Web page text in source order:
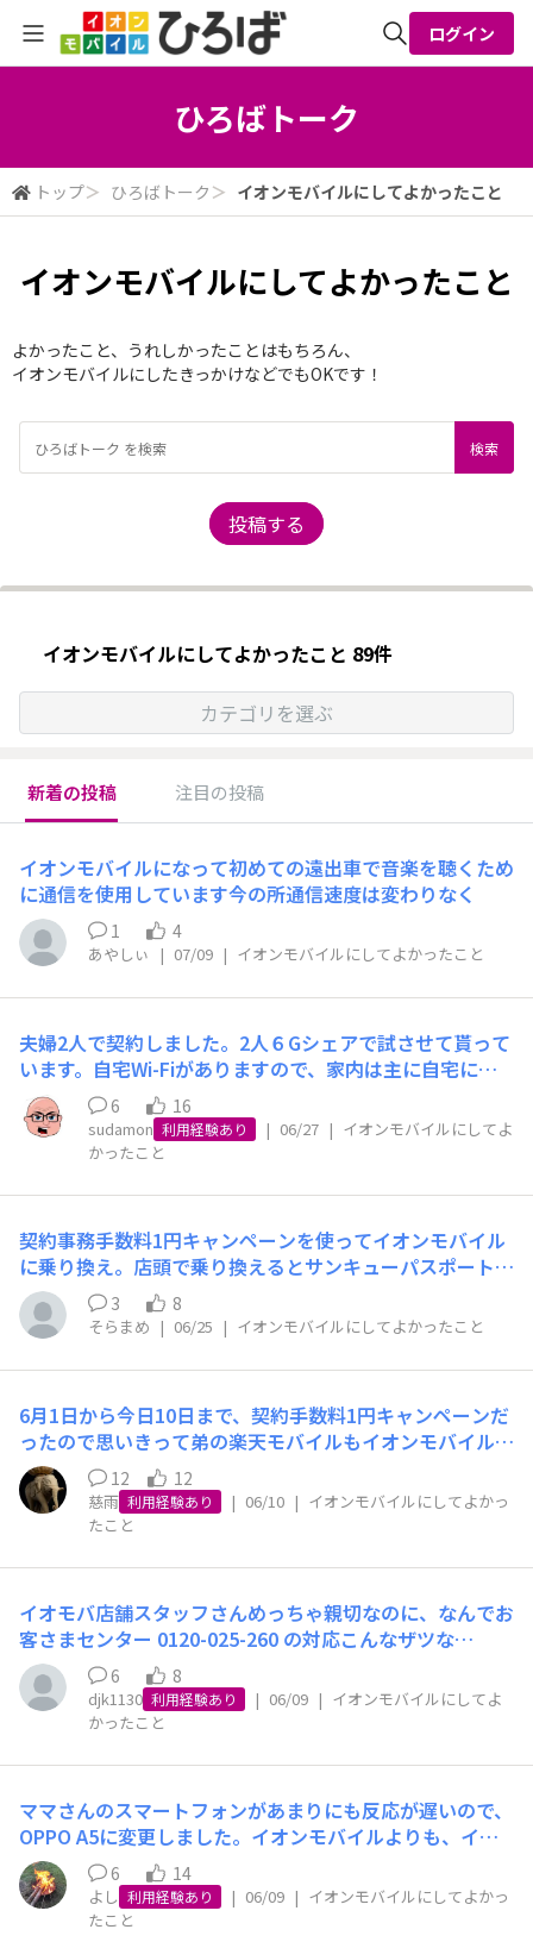
ログイン
ひろばトーク
トップ＞ ひろばトーク ＞ イオンモバイルにしてよかったこと
イオンモバイルにしてよかったこと
よかったこと、うれしかったことはもちろん、
イオンモバイルにしたきっかけなどでもOKです！
投稿する
イオンモバイルにしてよかったこと 89件
カテゴリを選ぶ
新着の投稿 注目の投稿
イオンモバイルになって初めての遠出車で音楽を聴くため
に通信を使用しています今の所通信速度は変わりなく
1 4
あやしぃ | 07/09 | イオンモバイルにしてよかったこと
夫婦2人で契約しました。2人６Gシェアで試させて貰って
います。自宅Wi-Fiがありますので、家内は主に自宅にお
りますのでほとんどギガは消費しません。たまに、出かけ
た先で使うのは、通常の電話機能とＬＩＮＥ位で、ネット
は使うことはありません。従って、家内は「低速通信」に
ということは、今のところ聞いていません。ＬＩＮＥの通
話機能にも影響は無いようです。（今のところは）私は勤
務がありますので、通勤の行き帰りにネットニュースを見
るくらいで、YouTubeは全く見ていません。通常の電話
機能・メールとモバイル（ペイペイ・スイカ・銀行決済）
ということです。ちなみに私は「高速通信」設定のまま使
6 16
sudamon 利用経験あり | 06/27 | イオンモバイルにしてよ
かったこと
契約事務手数料1円キャンペーンを使ってイオンモバイル
に乗り換え。店頭で乗り換えるとサンキューパスポートを
使えるようだが、こうしたキャンペーンの方がお得にな
る。
3 8
そらまめ | 06/25 | イオンモバイルにしてよかったこと
6月1日から今日10日まで、契約手数料1円キャンペーンだ
ったので思いきって弟の楽天モバイルもイオンモバイルに
MNP！自宅はどの部屋からもネットが繋がるWi-Fi環境を
構築、ほとんど一日中家にいる弟なら問題ありません。以
前はイオンモバイルの存在を知らず、日本通信SIMの290
ました。しかし日本通信SIMは、① 母がネットを使わな
いので1GBを捨てることになる② データがシェアでき
ず、繰り越しもない③ docomo回線しか契約できない
（スマホのデュアルSIMでデータSIMをau回線で使いたか
った）④ キャンペーンなどがなく複数回線の契約手数料
が高額になる(但しAmazonなどでスターターパックを購
入すると2400円～程度に) ⑤ 緊急のことがあっても電話
万一のためにdocomo回線も持っておきたいが、既に日本
通信SIMの「ネットだけプラン(1GBまでなら119円)」を
当方契約済のため、重ねてdocomo回線の音声SIMを契約
する必要はない⑦ 日本通信SIMには低速切換えがなく､通
常の通信だと画像など見る必要のないデータを先読みして
12 12
慈雨 利用経験あり | 06/10 | イオンモバイルにしてよかっ
たこと
イオモバ店舗スタッフさんめっちゃ親切なのに、なんでお
客さまセンター 0120-025-260 の対応こんなザツな
の、、、、？イオモバ安いのによかったので２回線目ワイ
モバから乗り換えて電話二台ともイオモバにしました。と
ころがシェアプランなのに一台がデザリングしないとネッ
た店舗に電話したら混んでてつながらず、仕方ないのでお
客さまセンター 0120-025-260 に相談。そしたら男性オペ
さん、こちらでデータを見ても２回線開通済なのでイオモ
バとしては問題なく、あとは端末の問題と思いますので端
末メーカーにお問い合わせくださいの一点張り、、、、A
PN設定があやしいと掴んでいたので、APN設定に問題が
ある場合はイオモバさんも関係ありますよね、、、とたず
6 8
djk1130 利用経験あり | 06/09 | イオンモバイルにしてよ
かったこと
ママさんのスマートフォンがあまりにも反応が遅いので、
OPPO A5に変更しました。イオンモバイルよりも、イオ
〇〇で未使用品が安かったので、ごめんなさい。データ移
して、simを入れたら電話はつながったのでOKと思ってま
した。そこが✘でした。週末に山田緑地みつばちプロジェ
6 14
よし 利用経験あり | 06/09 | イオンモバイルにしてよかっ
たこと